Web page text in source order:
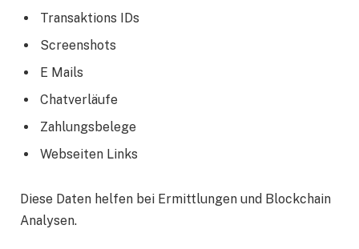
Transaktions IDs
Screenshots
E Mails
Chatverläufe
Zahlungsbelege
Webseiten Links
Diese Daten helfen bei Ermittlungen und Blockchain
Analysen.